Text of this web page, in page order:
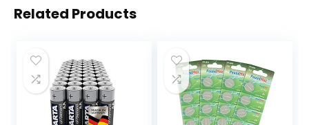
Related Products